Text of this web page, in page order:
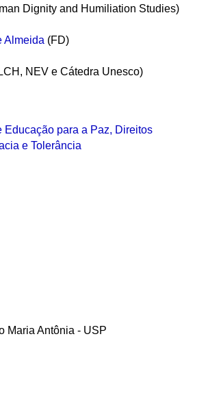
Dignity and Humiliation Studies)
Almeida (FD)
NEV e Cátedra Unesco)
Educação para a Paz, Direitos
e Tolerância
Maria Antônia - USP